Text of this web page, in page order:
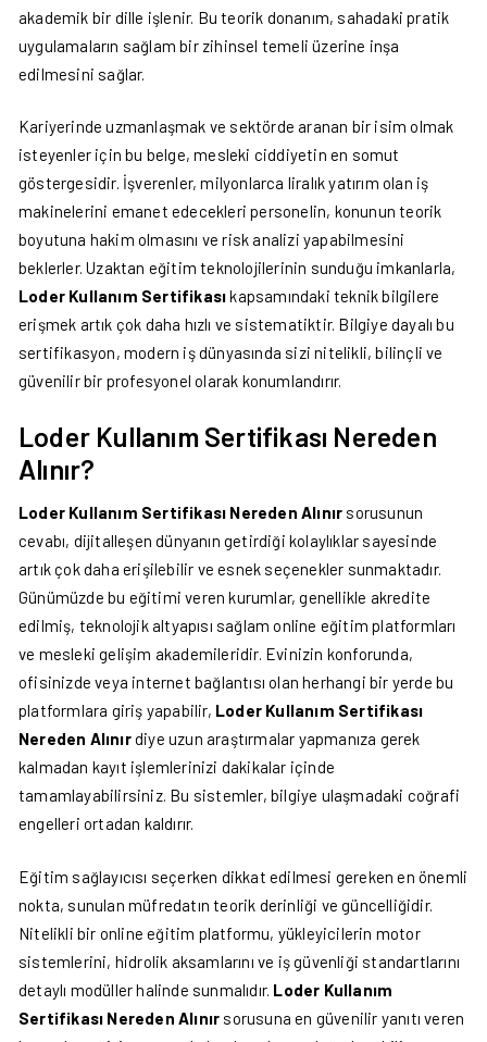
akademik bir dille işlenir. Bu teorik donanım, sahadaki pratik
uygulamaların sağlam bir zihinsel temeli üzerine inşa
edilmesini sağlar.
Kariyerinde uzmanlaşmak ve sektörde aranan bir isim olmak
isteyenler için bu belge, mesleki ciddiyetin en somut
göstergesidir. İşverenler, milyonlarca liralık yatırım olan iş
makinelerini emanet edecekleri personelin, konunun teorik
boyutuna hakim olmasını ve risk analizi yapabilmesini
beklerler. Uzaktan eğitim teknolojilerinin sunduğu imkanlarla,
Loder Kullanım Sertifikasıkapsamındaki teknik bilgilere
erişmek artık çok daha hızlı ve sistematiktir. Bilgiye dayalı bu
sertifikasyon, modern iş dünyasında sizi nitelikli, bilinçli ve
güvenilir bir profesyonel olarak konumlandırır.
Loder Kullanım Sertifikası Nereden
Alınır?
Loder Kullanım Sertifikası Nereden Alınır sorusunun
cevabı, dijitalleşen dünyanın getirdiği kolaylıklar sayesinde
artık çok daha erişilebilir ve esnek seçenekler sunmaktadır.
Günümüzde bu eğitimi veren kurumlar, genellikle akredite
edilmiş, teknolojik altyapısı sağlam online eğitim platformları
ve mesleki gelişim akademileridir. Evinizin konforunda,
ofisinizde veya internet bağlantısı olan herhangi bir yerde bu
platformlara giriş yapabilir, Loder Kullanım Sertifikası
Nereden Alınırdiye uzun araştırmalar yapmanıza gerek
kalmadan kayıt işlemlerinizi dakikalar içinde
tamamlayabilirsiniz. Bu sistemler, bilgiye ulaşmadaki coğrafi
engelleri ortadan kaldırır.
Eğitim sağlayıcısı seçerken dikkat edilmesi gereken en önemli
nokta, sunulan müfredatın teorik derinliği ve güncelliğidir.
Nitelikli bir online eğitim platformu, yükleyicilerin motor
sistemlerini, hidrolik aksamlarını ve iş güvenliği standartlarını
detaylı modüller halinde sunmalıdır. Loder Kullanım
Sertifikası Nereden Alınır sorusuna en güvenilir yanıtı veren